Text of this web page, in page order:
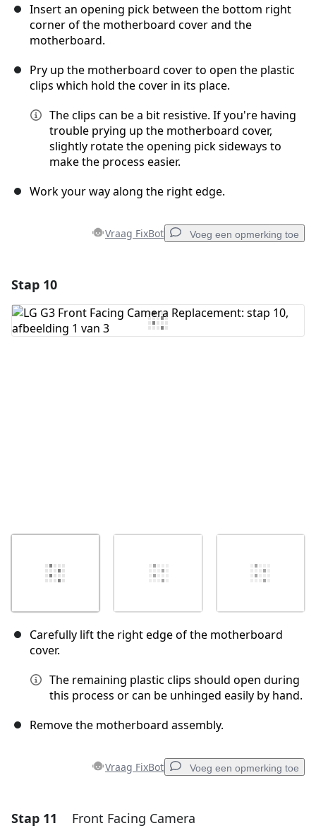
Insert an opening pick between the bottom right
corner of the motherboard cover and the
motherboard.
Pry up the motherboard cover to open the plastic
clips which hold the cover in its place.
The clips can be a bit resistive. If you're having
trouble prying up the motherboard cover,
slightly rotate the opening pick sideways to
make the process easier.
Work your way along the right edge.
Vraag FixBot Voeg een opmerking toe
Voeg opmerking toe
Stap 10
Carefully lift the right edge of the motherboard
cover.
The remaining plastic clips should open during
this process or can be unhinged easily by hand.
Remove the motherboard assembly.
Vraag FixBot Voeg een opmerking toe
Voeg een opmerking toe
Stap 11 Front Facing Camera